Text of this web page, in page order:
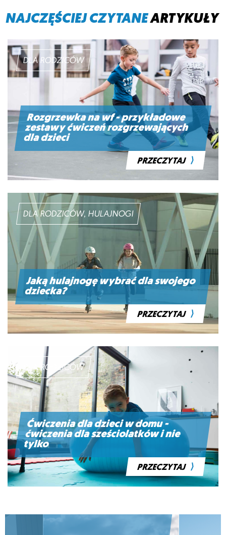
NAJCZĘŚCIEJ CZYTANEARTYKUŁY
DLA RODZICÓW
Rozgrzewka na wf - przykładowe
zestawy ćwiczeń rozgrzewających
dla dzieci
PRZECZYTAJ ⟩
DLA RODZICÓW, HULAJNOGI
Jaką hulajnogę wybrać dla swojego
dziecka?
PRZECZYTAJ ⟩
DLA RODZICÓW
Ćwiczenia dla dzieci w domu -
ćwiczenia dla sześciolatków i nie
tylko
PRZECZYTAJ ⟩